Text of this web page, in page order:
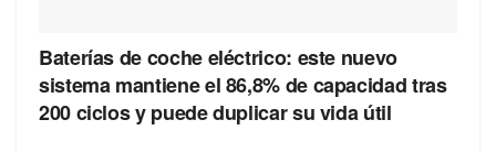
Baterías de coche eléctrico: este nuevo
sistema mantiene el 86,8% de capacidad tras
200 ciclos y puede duplicar su vida útil